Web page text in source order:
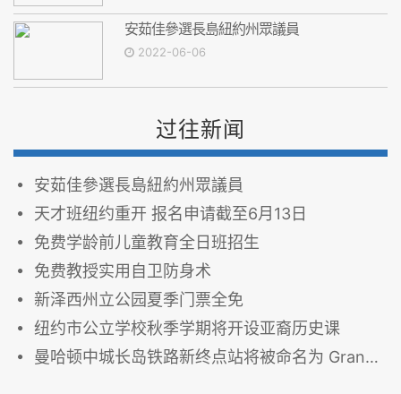
安茹佳參選長島紐約州眾議員
2022-06-06
过往新闻
安茹佳參選長島紐約州眾議員
天才班纽约重开 报名申请截至6月13日
免费学龄前儿童教育全日班招生
免费教授实用自卫防身术
新泽西州立公园夏季门票全免
纽约市公立学校秋季学期将开设亚裔历史课
曼哈顿中城长岛铁路新终点站将被命名为 Grand Central Madison